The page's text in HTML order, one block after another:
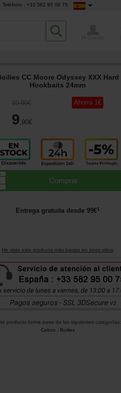
Teléfono : +33 582 95 00 75
CC Moore Odyssey XXX Hard
Hookbaits 24mm
10,90€
9,90€
Ahorra 1€
Comprar
Entrega gratuita desde 99€1
He visto este producto más barato en otros sitios
producto forma parte de las siguientes categorías:
Cebos- Boilies